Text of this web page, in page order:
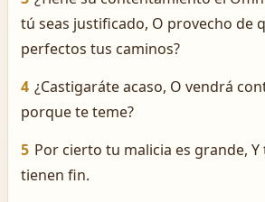
tú seas justificado, O provecho de
perfectos tus caminos?
4 ¿Castigaráte acaso, O vendrá
porque te teme?
5 Por cierto tu malicia es grande,
tienen fin.